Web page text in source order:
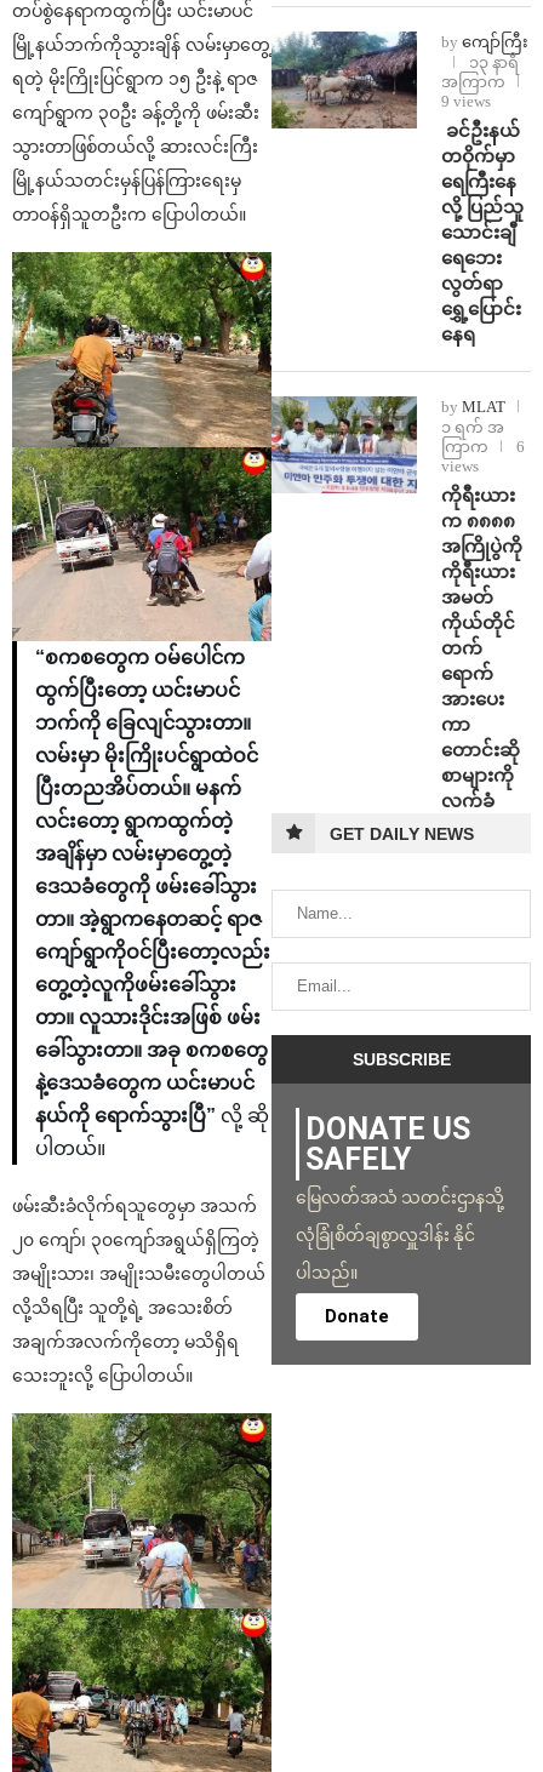
တပ်စွဲနေရာကထွက်ပြီး ယင်းမာပင်
မြို့နယ်ဘက်ကိုသွားချိန် လမ်းမှာတွေ့
ရတဲ့ မိုးကြိုးပြင်ရွာက ၁၅ ဦးနဲ့ ရာဇ
ကျော်ရွာက ၃၀ဦး ခန့်တို့ကို ဖမ်းဆီး
သွားတာဖြစ်တယ်လို့ ဆားလင်းကြီး
မြို့နယ်သတင်းမှန်ပြန်ကြားရေးမှ
တာဝန်ရှိသူတဦးက ပြောပါတယ်။
“စကစတွေက ဝမ်ပေါင်က
ထွက်ပြီးတော့ ယင်းမာပင်
ဘက်ကို ခြေလျင်သွားတာ။
လမ်းမှာ မိုးကြိုးပင်ရွာထဲဝင်
ပြီးတညအိပ်တယ်။ မနက်
လင်းတော့ ရွာကထွက်တဲ့
အချိန်မှာ လမ်းမှာတွေ့တဲ့
ဒေသခံတွေကို ဖမ်းခေါ်သွား
တာ။ အဲ့ရွာကနေတဆင့် ရာဇ
ကျော်ရွာကိုဝင်ပြီးတော့လည်း
တွေ့တဲ့လူကိုဖမ်းခေါ်သွား
တာ။ လူသားဒိုင်းအဖြစ် ဖမ်း
ခေါ်သွားတာ။ အခု စကစတွေ
နဲ့ဒေသခံတွေက ယင်းမာပင်
နယ်ကို ရောက်သွားပြီ” လို့ ဆို
ပါတယ်။
ဖမ်းဆီးခံလိုက်ရသူတွေမှာ အသက်
၂၀ ကျော်၊ ၃၀ကျော်အရွယ်ရှိကြတဲ့
အမျိုးသား၊ အမျိုးသမီးတွေပါတယ်
လို့သိရပြီး သူတို့ရဲ့ အသေးစိတ်
အချက်အလက်ကိုတော့ မသိရှိရ
သေးဘူးလို့ ပြောပါတယ်။
by ကျော်ကြီး
၁၃ နာရီ
အကြာက
9 views
⁩ ⁨ခင်ဦးနယ်
တဝိုက်မှာ
ရေကြီးနေ
လို့ ပြည်သူ
သောင်းချီ
ရေဘေး
လွတ်ရာ
ရွှေ့ပြောင်း
နေရ
by MLAT
၁ ရက် အ
ကြာက
6
views
ကိုရီးယား
က ၈၈၈၈
အကြိုပွဲကို
ကိုရီးယား
အမတ်
ကိုယ်တိုင်
တက်
ရောက်
အားပေး
ကာ
တောင်းဆို
စာများကို
လက်ခံ
GET DAILY NEWS
DONATE US
SAFELY
မြေလတ်အသံ သတင်းဌာနသို့
လုံခြုံစိတ်ချစွာလှူဒါန်း နိုင်
ပါသည်။
Donate